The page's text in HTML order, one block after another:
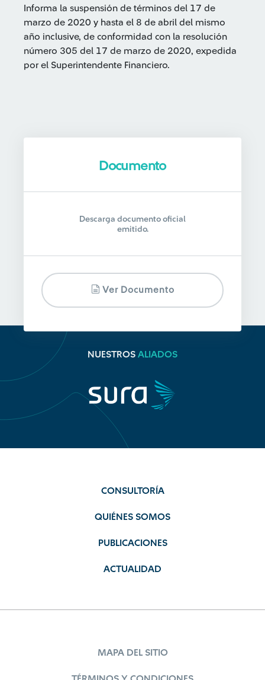
Informa la suspensión de términos del 17 de
marzo de 2020 y hasta el 8 de abril del mismo
año inclusive, de conformidad con la resolución
número 305 del 17 de marzo de 2020, expedida
por el Superintendente Financiero.
Documento
Descarga documento oficial
emitido.
Ver Documento
NUESTROS ALIADOS
CONSULTORÍA
QUIÉNES SOMOS
PUBLICACIONES
ACTUALIDAD
MAPA DEL SITIO